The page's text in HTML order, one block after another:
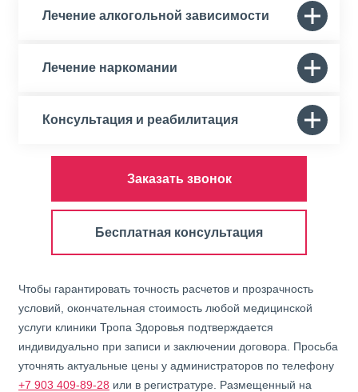
Лечение алкогольной зависимости
Лечение наркомании
Консультация и реабилитация
Заказать звонок
Бесплатная консультация
Чтобы гарантировать точность расчетов и прозрачность
условий, окончательная стоимость любой медицинской
услуги клиники Тропа Здоровья подтверждается
индивидуально при записи и заключении договора. Просьба
уточнять актуальные цены у администраторов по телефону
+7 903 409-89-28 или в регистратуре. Размещенный на